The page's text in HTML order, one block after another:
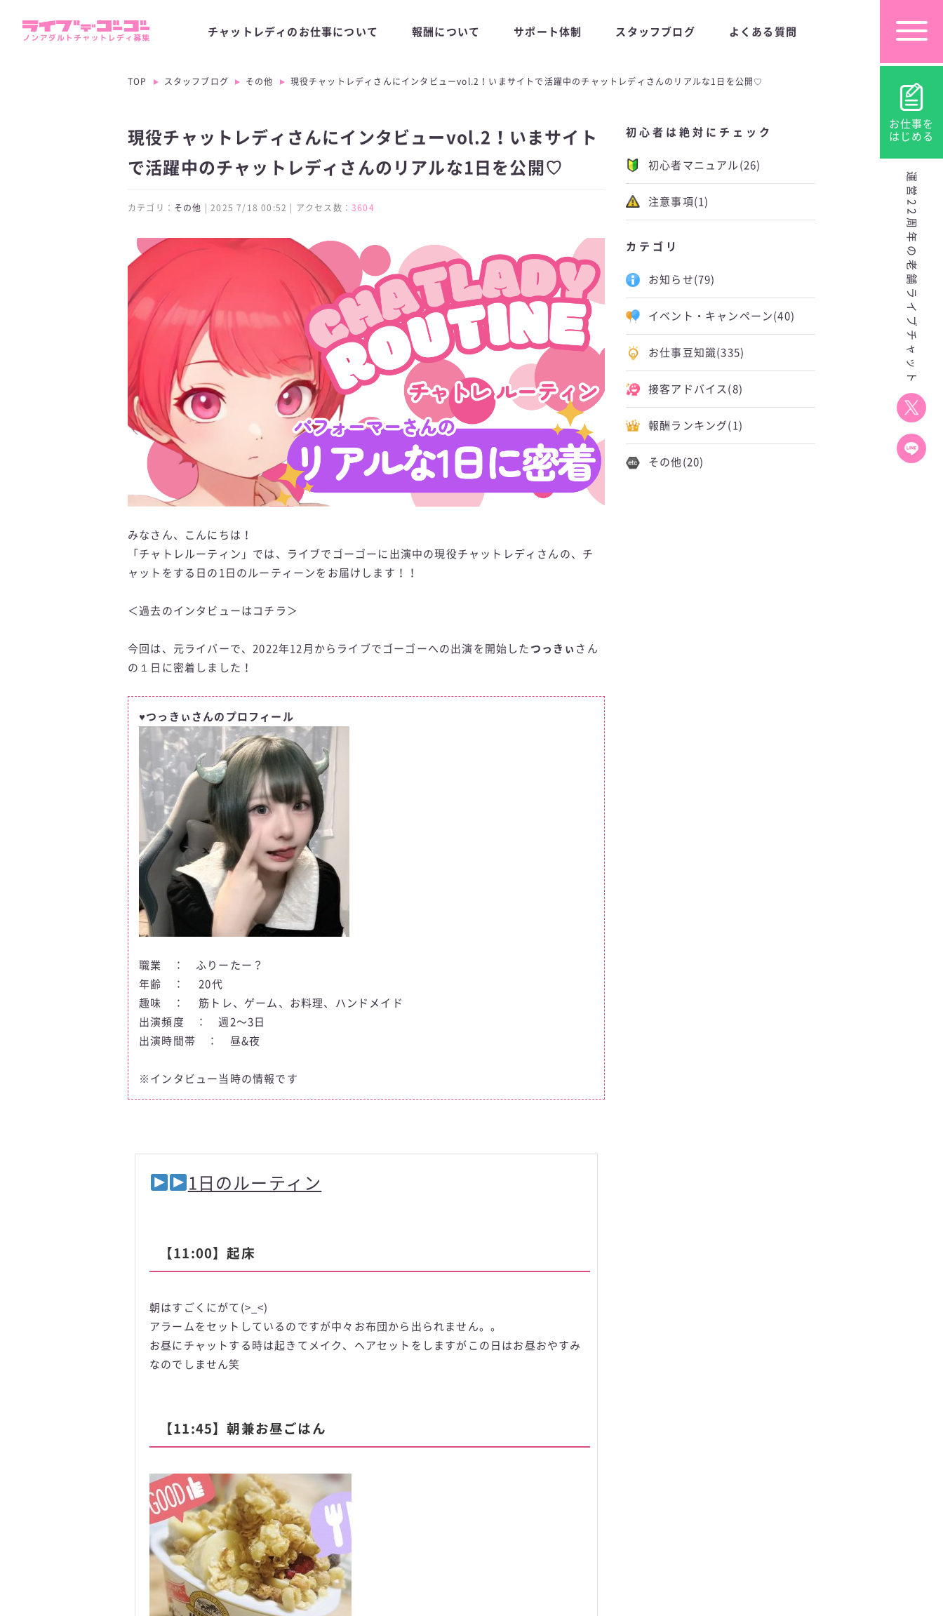
お仕事を
はじめる
運営22周年の老舗ライブチャット
チャットレディのお仕事について 報酬について サポート体制 スタッフブログ よくある質問
TOP スタッフブログ その他 現役チャットレディさんにインタビューvol.2！いまサイトで活躍中のチャットレディさんのリアルな1日を公開♡
現役チャットレディさんにインタビューvol.2！いまサイト
で活躍中のチャットレディさんのリアルな1日を公開♡
カテゴリ： その他 | 2025 7/18 00:52 | アクセス数： 3604
みなさん、こんにちは！
「チャトレルーティン」では、ライブでゴーゴーに出演中の現役チャットレディさんの、チ
ャットをする日の1日のルーティーンをお届けします！！
＜過去のインタビューはコチラ＞
今回は、元ライバーで、2022年12月からライブでゴーゴーへの出演を開始した つっきぃ さん
の１日に密着しました！
♥つっきぃさんのプロフィール
職業 ： ふりーたー？
年齢 ： 20代
趣味 ： 筋トレ、ゲーム、お料理、ハンドメイド
出演頻度 ： 週2〜3日
出演時間帯 ： 昼&夜
※インタビュー当時の情報です
1日のルーティン
【11:00】起床
朝はすごくにがて(>_<)
アラームをセットしているのですが中々お布団から出られません。。
お昼にチャットする時は起きてメイク、ヘアセットをしますがこの日はお昼おやすみ
なのでしません笑
【11:45】朝兼お昼ごはん
初心者は絶対にチェック
初心者マニュアル (26)
注意事項 (1)
カテゴリ
お知らせ (79)
イベント・キャンペーン (40)
お仕事豆知識(335)
接客アドバイス (8)
報酬ランキング (1)
その他 (20)